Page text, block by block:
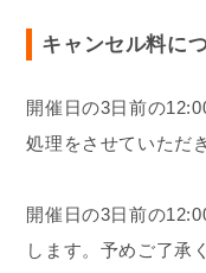
キャンセル料に
開催日の3日前の
処理をさせていただ
開催日の3日前の
します。予めご了承